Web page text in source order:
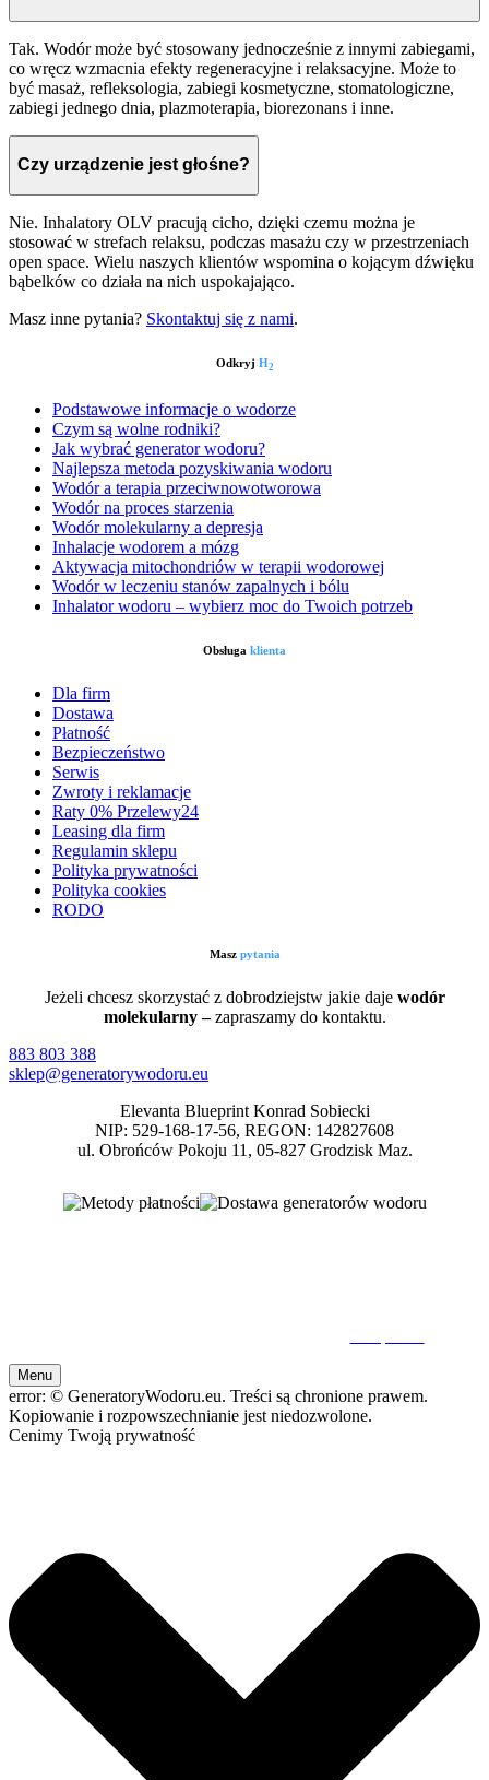
Tak. Wodór może być stosowany jednocześnie z innymi zabiegami,
co wręcz wzmacnia efekty regeneracyjne i relaksacyjne. Może to
być masaż, refleksologia, zabiegi kosmetyczne, stomatologiczne,
zabiegi jednego dnia, plazmoterapia, biorezonans i inne.
Czy urządzenie jest głośne?
Nie. Inhalatory OLV pracują cicho, dzięki czemu można je
stosować w strefach relaksu, podczas masażu czy w przestrzeniach
open space. Wielu naszych klientów wspomina o kojącym dźwięku
bąbelków co działa na nich uspokajająco.
Masz inne pytania? Skontaktuj się z nami.
Odkryj H2
Podstawowe informacje o wodorze
Czym są wolne rodniki?
Jak wybrać generator wodoru?
Najlepsza metoda pozyskiwania wodoru
Wodór a terapia przeciwnowotworowa
Wodór na proces starzenia
Wodór molekularny a depresja
Inhalacje wodorem a mózg
Aktywacja mitochondriów w terapii wodorowej
Wodór w leczeniu stanów zapalnych i bólu
Inhalator wodoru – wybierz moc do Twoich potrzeb
Obsługa klienta
Dla firm
Dostawa
Płatność
Bezpieczeństwo
Serwis
Zwroty i reklamacje
Raty 0% Przelewy24
Leasing dla firm
Regulamin sklepu
Polityka prywatności
Polityka cookies
RODO
Masz pytania
Jeżeli chcesz skorzystać z dobrodziejstw jakie daje wodór
molekularny –zapraszamy do kontaktu.
883 803 388
sklep@generatorywodoru.eu
Elevanta Blueprint Konrad Sobiecki
NIP: 529-168-17-56, REGON: 142827608
ul. Obrońców Pokoju 11, 05-827 Grodzisk Maz.
Menu
error: © GeneratoryWodoru.eu. Treści są chronione prawem.
Kopiowanie i rozpowszechnianie jest niedozwolone.
Cenimy Twoją prywatność